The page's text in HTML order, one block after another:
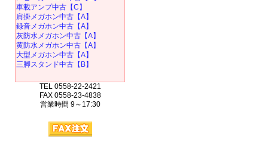
車載アンプ中古【C】
肩掛メガホン中古【A】
録音メガホン中古【A】
灰防水メガホン中古【A】
黄防水メガホン中古【A】
大型メガホン中古【A】
三脚スタンド中古【B】
TEL 0558-22-2421
FAX 0558-23-4838
営業時間 9～17:30